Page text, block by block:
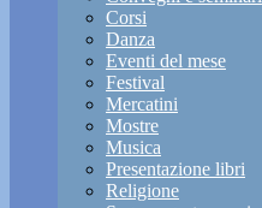
Corsi
Danza
Eventi del mese
Festival
Mercatini
Mostre
Musica
Presentazione libri
Religione